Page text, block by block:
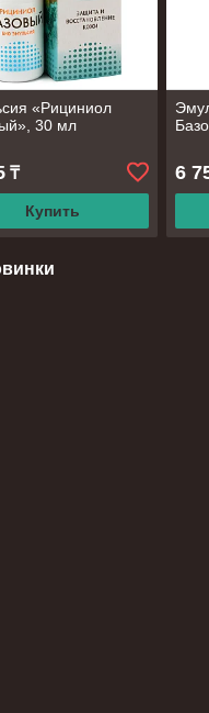
«Рициниол
30 мл
₸
Купить
6